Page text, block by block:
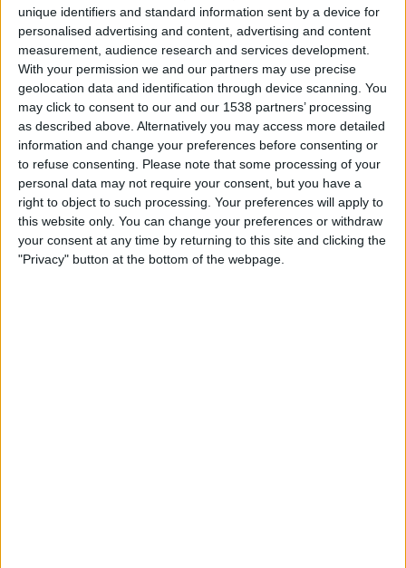
unique identifiers and standard information sent by a device for
personalised advertising and content, advertising and content
measurement, audience research and services development.
With your permission we and our partners may use precise
geolocation data and identification through device scanning. You
may click to consent to our and our 1538 partners’ processing
as described above. Alternatively you may access more detailed
information and change your preferences before consenting or
to refuse consenting.
Please note that some processing of your
personal data may not require your consent, but you have a
right to object to such processing. Your preferences will apply to
this website only. You can change your preferences or withdraw
your consent at any time by returning to this site and clicking the
"Privacy" button at the bottom of the webpage.
pesar de tenir valor per al patrimoni artístic i
històric— i qui va comprar-los fou elMuseu
Arqueològic espanyol , a canvi de3.500 pessetes
Una quantitat que en aquells moments equivalia a
aproximadament un terç més dels ingressos anuals
d’un professional d’alta qualificació —enginyer,
misser, metge...— que fes feina per a la Diputació
provincial o l’Ajuntament de Palma —les més grans
institucions i les que millor pagaven, perquè els
sous anaven llavors en consonància amb el
pressupost de cada institució— i que actualment